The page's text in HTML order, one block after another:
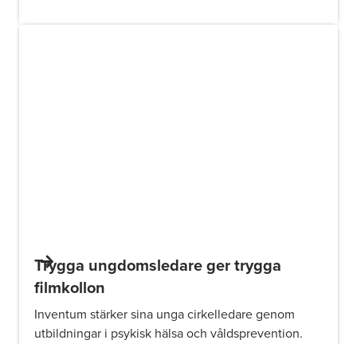
Trygga ungdomsledare ger trygga
filmkollon
Inventum stärker sina unga cirkelledare genom
utbildningar i psykisk hälsa och våldsprevention.